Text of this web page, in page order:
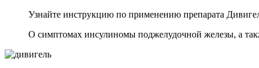
Узнайте инструкцию по применению препарата
О симптомах инсулиномы поджелудочной железы, а